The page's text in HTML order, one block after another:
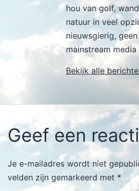
hou van golf,
natuur in veel
nieuwsgierig,
mainstream media
Bekijk alle
Geef een
Je e-mailadres wordt niet
velden zijn gemarkeerd met *